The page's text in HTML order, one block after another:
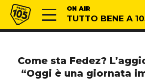
Vai al contenuto
Radio 105 ON AIR
TUTTO BENE A
Come sta Fedez?
“Oggi è una giornata